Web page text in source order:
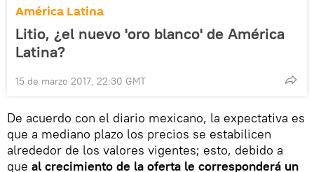
América Latina
Litio, ¿el nuevo 'oro blanco' de América
Latina?
15 de marzo 2017, 22:30 GMT
De acuerdo con el diario mexicano, la expectativa es
que a mediano plazo los precios se estabilicen
alrededor de los valores vigentes; esto, debido a
que al crecimiento de la oferta le corresponderá un